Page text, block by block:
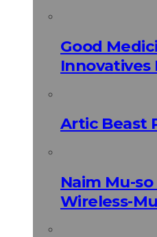
Good
Artic Beast
Naim Mu-
Wireless-